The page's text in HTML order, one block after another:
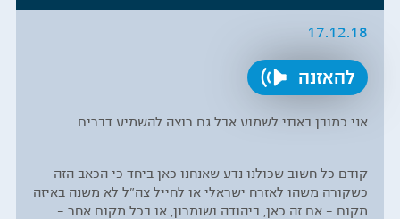
17.12.18
להאזנה
אני כמובן באתי לשמוע אבל גם רוצה להשמיע דברים.
קודם כל חשוב שכולנו נדע שאנחנו כאן ביחד כי הכאב הזה
כשקורה משהו לאזרח ישראלי או לחייל צה"ל לא משנה באיזה
מקום – אם זה כאן, ביהודה ושומרון, או בכל מקום אחר –